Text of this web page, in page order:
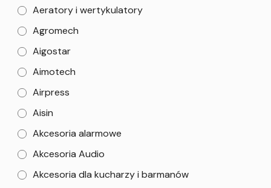
Aeratory i wertykulatory
Agromech
Aigostar
Aimotech
Airpress
Aisin
Akcesoria alarmowe
Akcesoria Audio
Akcesoria dla kucharzy i barmanów